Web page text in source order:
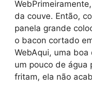
da couve. Então,
panela grande
o bacon cortado
WebAqui, uma
um pouco de água
fritam, ela não